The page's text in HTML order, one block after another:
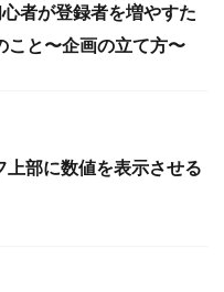
者が登録者を増やすた
こと〜企画の立て方〜
上部に数値を表示させる